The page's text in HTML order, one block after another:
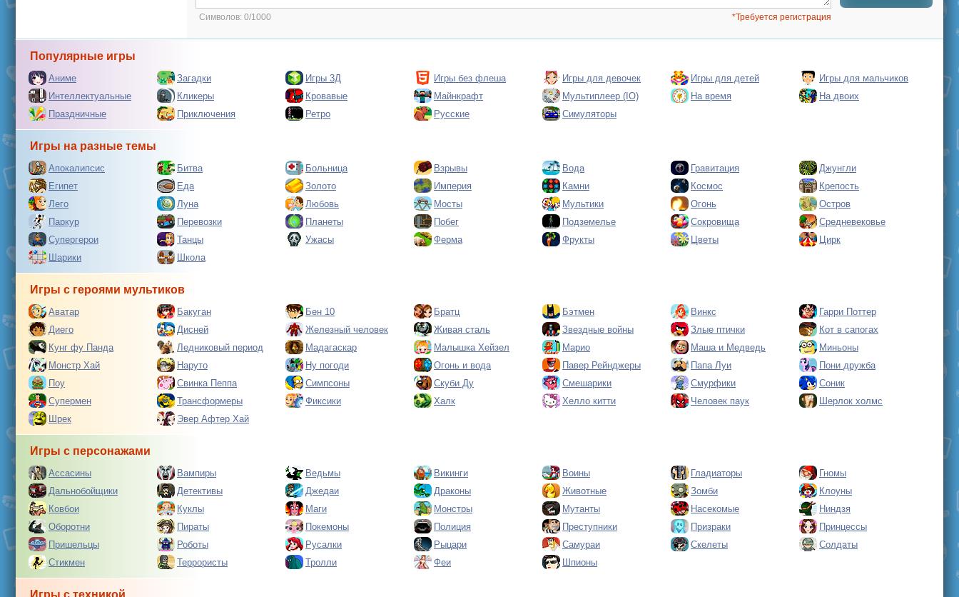
Символов: 0/1000 *Требуется регистрация
Популярные игры
Аниме Загадки Игры 3Д Игры без флеша Игры для девочек Игры для детей
Игры для мальчиков
Интеллектуальные
Кликеры Кровавые Майнкрафт Мультиплеер (IO) На время
На двоих
Праздничные
Приключения Ретро Русские Симуляторы
Игры на разные темы
Апокалипсис Битва Больница Взрывы Вода Гравитация
Джунгли
Египет
Еда Золото Империя Камни Космос
Крепость
Лего
Луна Любовь Мосты Мультики Огонь
Остров
Паркур
Перевозки Планеты Побег Подземелье Сокровища
Средневековье
Супергерои
Танцы Ужасы Ферма Фрукты Цветы
Цирк
Шарики
Школа
Игры с героями мультиков
Аватар Бакуган Бен 10 Братц Бэтмен Винкс
Гарри Поттер
Диего
Дисней Железный человек Живая сталь Звездные войны Злые птички
Кот в сапогах
Кунг фу Панда
Ледниковый период Мадагаскар Малышка Хейзел Марио Маша и Медведь
Миньоны
Монстр Хай
Наруто Ну погоди Огонь и вода Павер Рейнджеры Папа Луи
Пони дружба
Поу
Свинка Пеппа Симпсоны Скуби Ду Смешарики Смурфики
Соник
Супермен
Трансформеры Фиксики Халк Хелло китти Человек паук
Шерлок холмс
Шрек
Эвер Афтер Хай
Игры с персонажами
Ассасины Вампиры Ведьмы Викинги Воины Гладиаторы
Гномы
Дальнобойщики
Детективы Джедаи Драконы Животные Зомби
Клоуны
Ковбои
Куклы Маги Монстры Мутанты Насекомые
Ниндзя
Оборотни
Пираты Покемоны Полиция Преступники Призраки
Принцессы
Пришельцы
Роботы Русалки Рыцари Самураи Скелеты
Солдаты
Стикмен
Террористы Тролли Феи Шпионы
Игры с техникой